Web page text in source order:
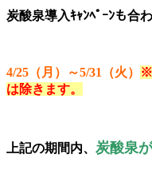
炭酸泉導入ｷｬﾝﾍﾟｰﾝも合わ
4/25（月）～5/31（火）
※
は除きます。
上記の期間内、 炭酸泉が